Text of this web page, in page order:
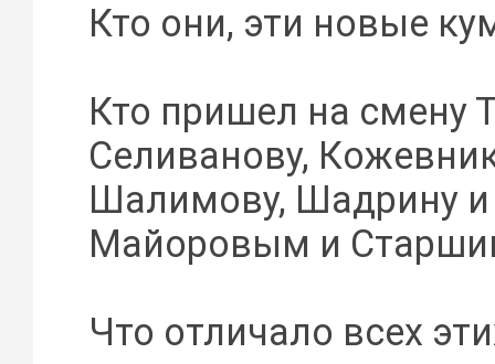
Кто они, эти новые
Кто пришел на смену
Селиванову,
Шалимову, Шадрину и
Майоровым и
Что отличало всех